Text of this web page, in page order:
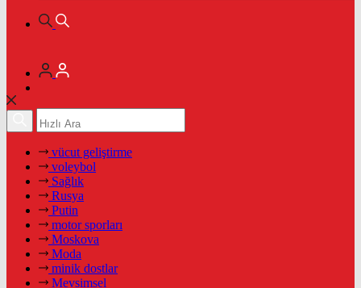
vücut geliştirme
voleybol
Sağlık
Rusya
Putin
motor sporları
Moskova
Moda
minik dostlar
Mevsimsel